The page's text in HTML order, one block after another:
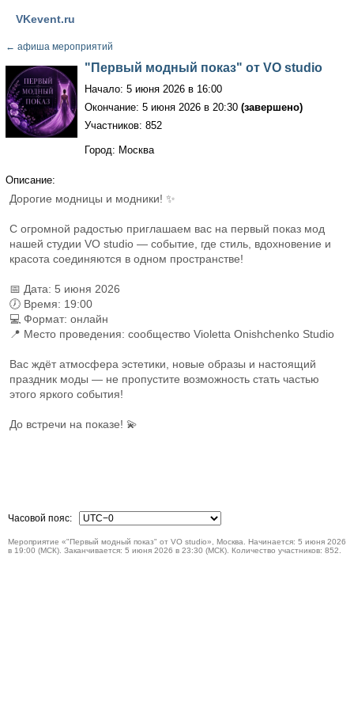
VKevent.ru
← афиша мероприятий
"Первый модный показ" от VO studio
Начало: 5 июня 2026 в 16:00
Окончание: 5 июня 2026 в 20:30 (завершено)
Участников: 852
Город: Москва
Описание:
Дорогие модницы и модники! ✨
С огромной радостью приглашаем вас на первый показ мод
нашей студии VO studio — событие, где стиль, вдохновение и
красота соединяются в одном пространстве!
📅 Дата: 5 июня 2026
🕖 Время: 19:00
💻 Формат: онлайн
📍 Место проведения: сообщество Violetta Onishchenko Studio
Вас ждёт атмосфера эстетики, новые образы и настоящий
праздник моды — не пропустите возможность стать частью
этого яркого события!
До встречи на показе! 💫
Часовой пояс:
Мероприятие «"Первый модный показ" от VO studio», Москва. Начинается: 5 июня 2026
в 19:00 (МСК). Заканчивается: 5 июня 2026 в 23:30 (МСК). Количество участников: 852.